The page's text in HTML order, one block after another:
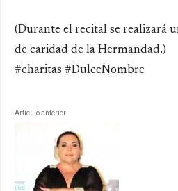
(Durante el recital se realizará
de caridad de la Hermandad.)
#charitas #DulceNombre
Artículo anterior